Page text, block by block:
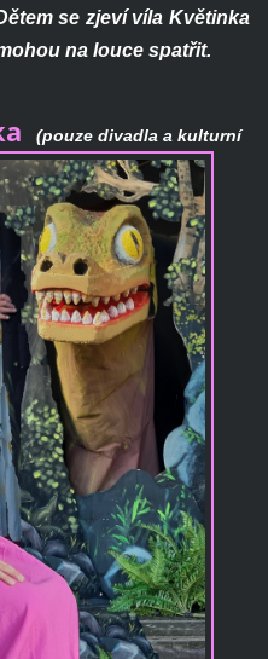
se zjeví víla Květinka
na louce spatřit.
(pouze divadla a kulturní